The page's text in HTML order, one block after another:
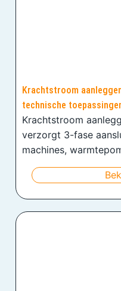
Krachtstroom
technische
Krachtstroom
verzorgt 3-fase
machines,